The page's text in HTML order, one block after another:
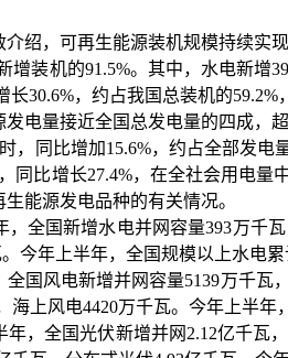
绍，可再生能源装机规模持续
增装机的91.5%。其中，水电新
30.6%，约占我国总装机的
电量接近全国总发电量的四成
，同比增加15.6%，约占全部发
同比增长27.4%，在全社会用电
能源发电品种的有关情况。
，全国新增水电并网容量393万
今年上半年，全国规模以上水电
国风电新增并网容量5139万千
海上风电4420万千瓦。今年上半
年，全国光伏新增并网2.12亿千